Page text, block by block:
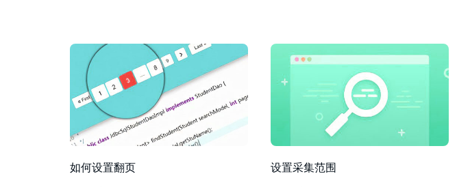
如何设置翻页 设置采集范围